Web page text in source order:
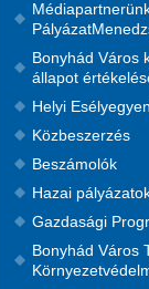
Bonyhád Város
állapot
Helyi
Közbeszerzés
Beszámolók
Hazai
Gazdasági
Bonyhád Város